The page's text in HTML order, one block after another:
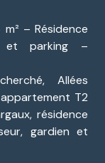
– Résidence
et parking –
Allées
T2
résidence
gardien et